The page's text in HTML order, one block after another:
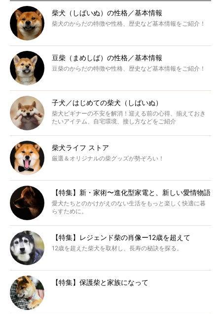
柴犬（しばいぬ）の性格／基本情報
柴犬のからだの特徴や性格、歴史など基本情報をご紹介！
豆柴（まめしば）の性格／基本情報
豆柴のからだの特徴や性格、歴史など基本情報をご紹介！
子犬／はじめての柴犬（しばいぬ）
柴犬ビギナーの不安を解消！迎える前の心得、揃えておき
たいアイテム、自宅環境、接し方などをご紹介
柴犬ライフ ストア
厳選＆オリジナルの柴グッズが勢ぞろい！
【特集】新・家術〜進化型家電と、新しい愛情物語
愛犬たちとのかけがえのない生活をもっと楽しく快適に暮
らすために。
【特集】レジェンド柴の肖像ー12歳を超えて
12歳を超えた柴犬を取材し、長寿の秘訣を探る。
【特集】保護柴と家族になって